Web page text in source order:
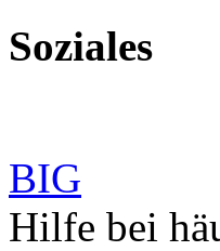
Soziales
BIG
Hilfe bei